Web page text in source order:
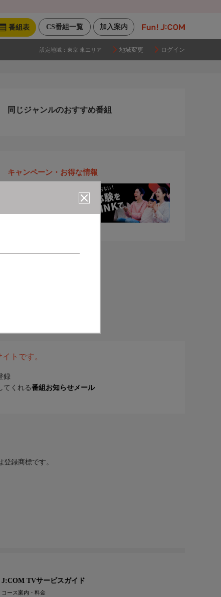
加入案内
CS番組一覧
番組表
設定地域： 東京 東エリア 地域変更 ログイン
同じジャンルのおすすめ番組
キャンペーン・お得な情報
トです。
録
てくれる番組お知らせメール
録商標です。
J:COM TVサービスガイド
コース案内・料金